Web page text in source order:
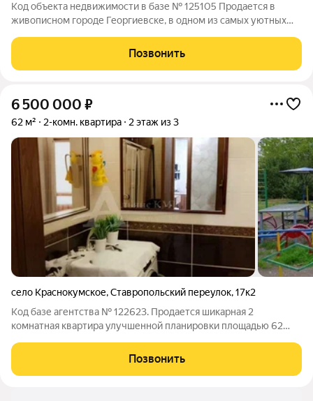
Код объекта недвижимости в базе № 125105 Продается в
живописном городе Георгиевске, в одном из самых уютных
ставшая настоящей находкой для тех, кто ценит комфорт и
тишину. Этот микрорайон, известный
Позвонить
6 500 000 ₽
62 м² 2-комн. квартира 2 этаж из 3
село Краснокумское,Ставропольский переулок,17к2
Код базе агентства № 122623. Продается шикарная 2
комнатная квартира улучшенной планировки площадью 62
2016 году,подходит под семейную ипотеку 6 %. расположена
на 2 этаже. Комнаты
Позвонить